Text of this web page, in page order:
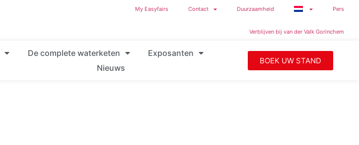
My Easyfairs Contact Duurzaamheid Pers
Verblijven bij van der Valk Gorinchem
De complete waterketen
Exposanten
Nieuws
BOEK UW STAND